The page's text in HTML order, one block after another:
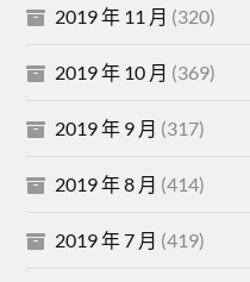
2019 年 11 月 (320)
2019 年 10 月 (369)
2019 年 9 月 (317)
2019 年 8 月 (414)
2019 年 7 月 (419)